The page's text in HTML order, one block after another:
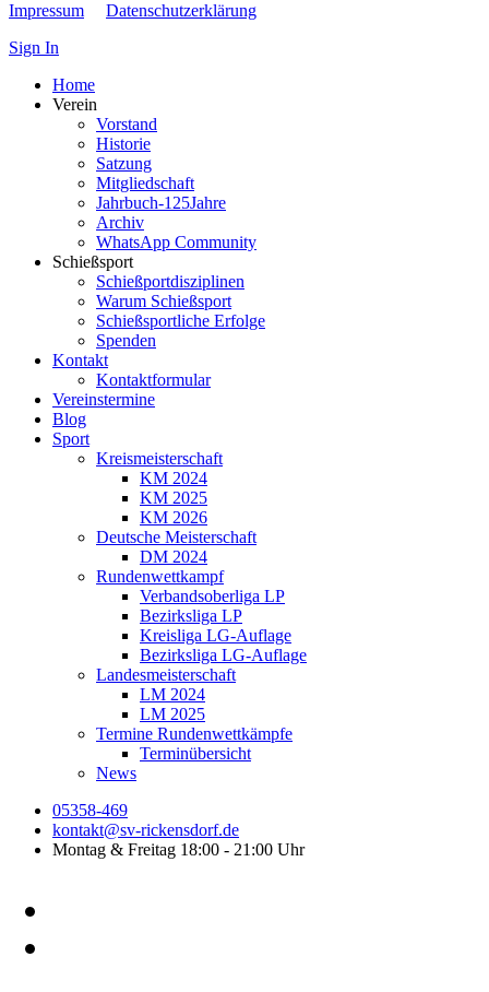
Impressum
Datenschutzerklärung
Sign In
Home
Verein
Vorstand
Historie
Satzung
Mitgliedschaft
Jahrbuch-125Jahre
Archiv
WhatsApp Community
Schießsport
Schießportdisziplinen
Warum Schießsport
Schießsportliche Erfolge
Spenden
Kontakt
Kontaktformular
Vereinstermine
Blog
Sport
Kreismeisterschaft
KM 2024
KM 2025
KM 2026
Deutsche Meisterschaft
DM 2024
Rundenwettkampf
Verbandsoberliga LP
Bezirksliga LP
Kreisliga LG-Auflage
Bezirksliga LG-Auflage
Landesmeisterschaft
LM 2024
LM 2025
Termine Rundenwettkämpfe
Terminübersicht
News
05358-469
kontakt@sv-rickensdorf.de
Montag & Freitag 18:00 - 21:00 Uhr